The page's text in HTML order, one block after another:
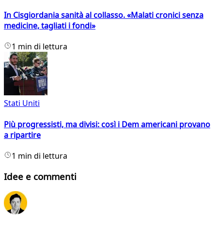
In Cisgiordania sanità al collasso. «Malati cronici senza
medicine, tagliati i fondi»
1 min di lettura
Stati Uniti
Più progressisti, ma divisi: così i Dem americani provano
a ripartire
1 min di lettura
Idee e commenti